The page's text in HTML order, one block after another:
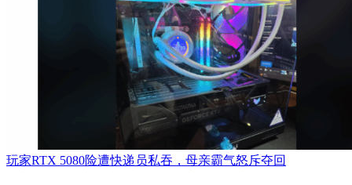
玩家RTX 5080险遭快递员私吞，母亲霸气怒斥夺回